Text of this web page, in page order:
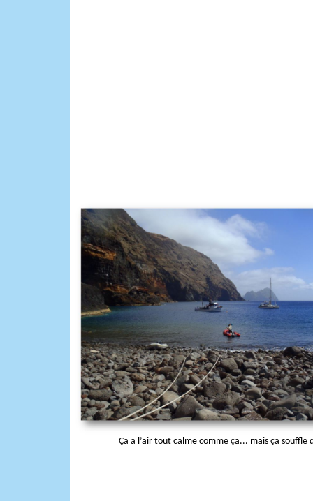
Ça a l’air tout calme comme ça... mais ça souffle